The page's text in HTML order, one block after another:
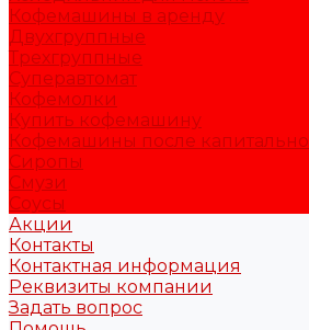
Кофемашины в аренду
Двухгруппные
Трехгруппные
Суперавтомат
Кофемолки
Купить кофемашину
Кофемашины после
Сиропы
Смузи
Соусы
Акции
Контакты
Контактная информация
Реквизиты компании
Задать вопрос